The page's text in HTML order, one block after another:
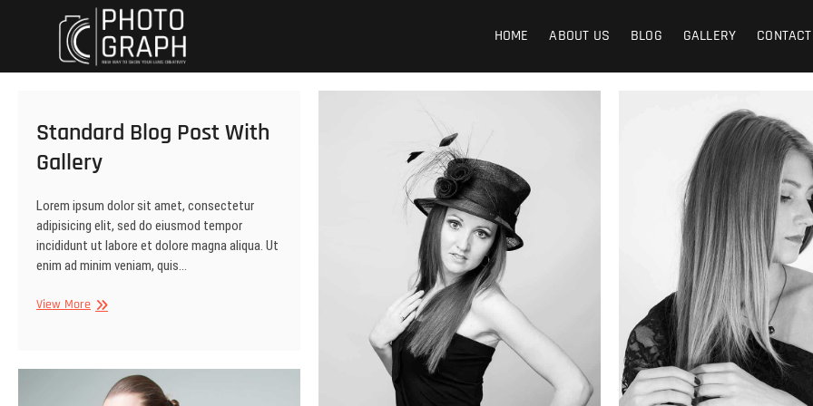
HOME ABOUT US BLOG GALLERY CONTACT
Standard Blog Post With
Gallery
Lorem ipsum dolor sit amet, consectetur
adipisicing elit, sed do eiusmod tempor
incididunt ut labore et dolore magna aliqua. Ut
enim ad minim veniam, quis…
View MoreStandard
Gallery